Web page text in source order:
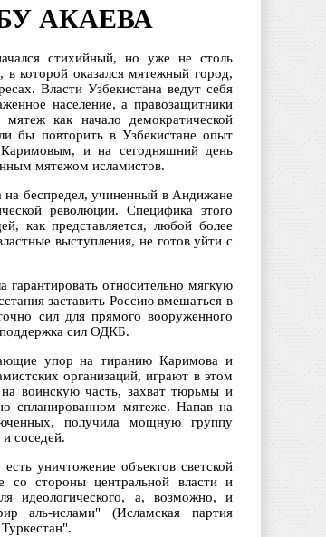
АКАЕВА
стихийный, но уже не столь
которой оказался мятежный город,
Власти Узбекистана ведут себя
население, а правозащитники
как начало демократической
бы повторить в Узбекистане опыт
и на сегодняшний день
мятежом исламистов.
на беспредел, учиненный в Андижане
революции. Специфика этого
как представляется, любой более
выступления, не готов уйти с
относительно мягкую
заставить Россию вмешаться в
сил для прямого вооруженного
сил ОДКБ.
упор на тиранию Каримова и
организаций, играют в этом
воинскую часть, захват тюрьмы и
спланированном мятеже. Напав на
получила мощную группу
соседей.
уничтожение объектов светской
со стороны центральной власти и
идеологического, а, возможно, и
аль-ислами" (Исламская партия